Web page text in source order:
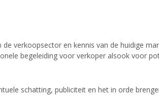
verkoopsector en kennis van de huidige
begeleiding voor verkoper alsook voor
schatting, publiciteit en het in orde